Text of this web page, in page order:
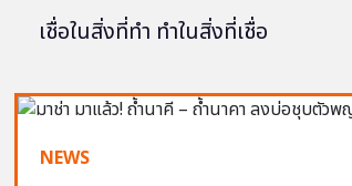
เชื่อในสิ่งที่ทำ ทำในสิ่งที่เชื่อ
NEWS